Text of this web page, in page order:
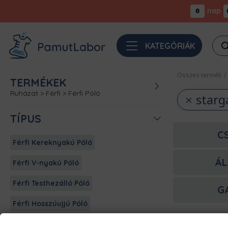
0 nap
KATEGÓRIÁK
TERMÉKEK
Ruházat > Férfi > Férfi Póló
TÍPUS
Férfi Kereknyakú Póló
Férfi V-nyakú Póló
Férfi Testhezálló Póló
Férfi Hosszúujjú Póló
Összes termék /